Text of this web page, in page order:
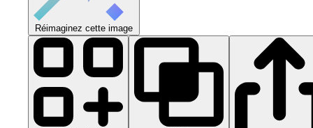
Réimaginez cette image